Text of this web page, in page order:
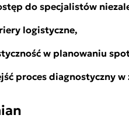
do specjalistów
logistyczne,
w planowaniu
proces diagnostyczny